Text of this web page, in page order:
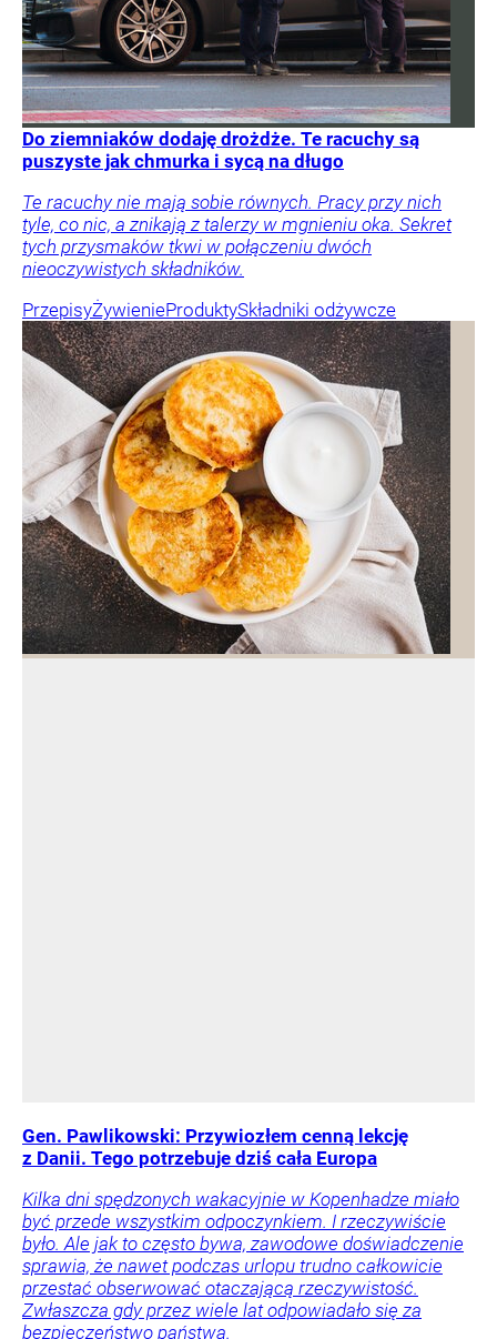
Do ziemniaków dodaję drożdże. Te racuchy są
puszyste jak chmurka i sycą na długo
Te racuchy nie mają sobie równych. Pracy przy nich
tyle, co nic, a znikają z talerzy w mgnieniu oka. Sekret
tych przysmaków tkwi w połączeniu dwóch
nieoczywistych składników.
PrzepisyŻywienieProduktySkładniki odżywcze
Gen. Pawlikowski: Przywiozłem cenną lekcję
z Danii. Tego potrzebuje dziś cała Europa
Kilka dni spędzonych wakacyjnie w Kopenhadze miało
być przede wszystkim odpoczynkiem. I rzeczywiście
było. Ale jak to często bywa, zawodowe doświadczenie
sprawia, że nawet podczas urlopu trudno całkowicie
przestać obserwować otaczającą rzeczywistość.
Zwłaszcza gdy przez wiele lat odpowiadało się za
bezpieczeństwo państwa.